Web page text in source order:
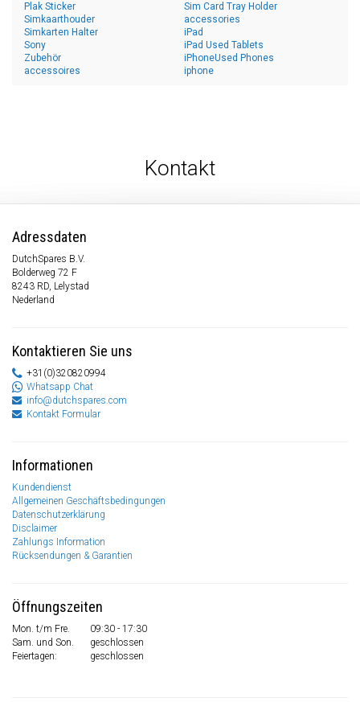
Plak Sticker
Sim Card Tray Holder
Simkaarthouder
Simkarten Halter
Sony
Zubehör
accessoires
accessories
iPad
iPad Used Tablets
iPhoneUsed Phones
iphone
Kontakt
Adressdaten
DutchSpares B.V.
Bolderweg 72 F
8243 RD, Lelystad
Nederland
Kontaktieren Sie uns
+31(0)320820994
Whatsapp Chat
info@dutchspares.com
Kontakt Formular
Informationen
Kundendienst
Allgemeinen Geschäftsbedingungen
Datenschutzerklärung
Disclaimer
Zahlungs Information
Rücksendungen & Garantien
Öffnungszeiten
Mon. t/m Fre.
09:30 - 17:30
Sam. und Son.
geschlossen
Feiertagen:
geschlossen